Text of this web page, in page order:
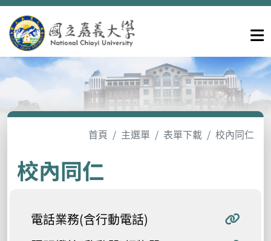
首頁 主選單 表單下載 校內同仁
校內同仁
電話業務(含行動電話)